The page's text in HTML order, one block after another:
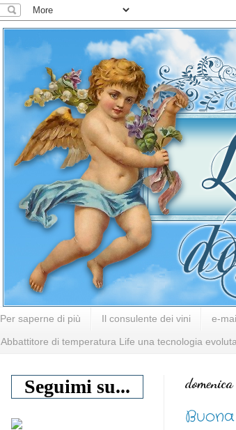
Per saperne di più Il consulente dei vini e-
Abbattitore di temperatura Life una tecnologia
Seguimi su...